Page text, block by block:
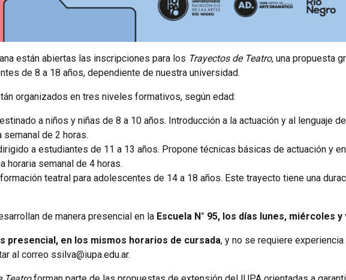
están abiertas las inscripciones para los Trayectos de Teatro, una propuesta
de 8 a 18 años, dependiente de nuestra universidad.
organizados en tres niveles formativos, según edad:
a niños y niñas de 8 a 10 años. Introducción a la actuación y al lenguaje
semanal de 2 horas.
a estudiantes de 11 a 13 años. Propone técnicas básicas de actuación y
horaria semanal de 4 horas.
teatral para adolescentes de 14 a 18 años. Este trayecto tiene una
de manera presencial en la Escuela N° 95, los días lunes, miércoles
presencial, en los mismos horarios de cursada, y no se requiere
al correo ssilva@iupa.edu.ar.